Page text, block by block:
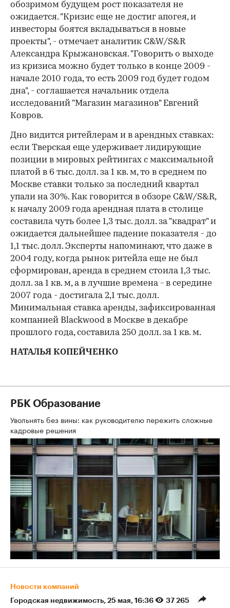
обозримом будущем рост показателя не
ожидается. "Кризис еще не достиг апогея, и
инвесторы боятся вкладываться в новые
проекты", - отмечает аналитик C&W/S&R
Александра Крыжановская. "Говорить о выходе
из кризиса можно будет только в конце 2009 -
начале 2010 года, то есть 2009 год будет годом
дна", - соглашается начальник отдела
исследований "Магазин магазинов" Евгений
Ковров.
Дно видится ритейлерам и в арендных ставках:
если Тверская еще удерживает лидирующие
позиции в мировых рейтингах с максимальной
платой в 6 тыс. долл. за 1 кв. м, то в среднем по
Москве ставки только за последний квартал
упали на 30%. Как говорится в обзоре C&W/S&R,
к началу 2009 года арендная плата в столице
составила чуть более 1,3 тыс. долл. за "квадрат" и
ожидается дальнейшее падение показателя - до
1,1 тыс. долл. Эксперты напоминают, что даже в
2004 году, когда рынок ритейла еще не был
сформирован, аренда в среднем стоила 1,3 тыс.
долл. за 1 кв. м, а в лучшие времена - в середине
2007 года - достигала 2,1 тыс. долл.
Минимальная ставка аренды, зафиксированная
компанией Blackwood в Москве в декабре
прошлого года, составила 250 долл. за 1 кв. м.
НАТАЛЬЯ КОПЕЙЧЕНКО
РБК Образование
Увольнять без вины: как руководителю пережить сложные
кадровые решения
Новости компаний
Городская недвижимость⁠, 25 мая, 16:36 37 265